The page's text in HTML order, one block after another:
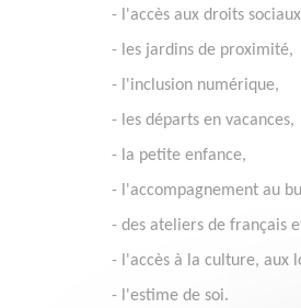
- l'accès aux droits
- les jardins de proximité,
- l'inclusion numérique,
- les départs en vacances,
- la petite enfance,
- l'accompagnement au
- des ateliers de français
- l'accès à la culture, aux
- l'estime de soi.